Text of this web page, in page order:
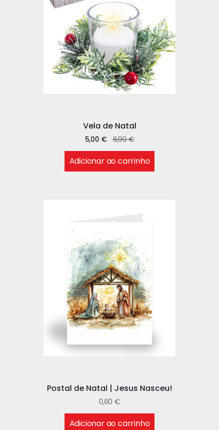
Vela de Natal
6,90€
5,00 €
Adicionar ao carrinho
Postal de Natal | Jesus Nasceu!
0,60€
Adicionar ao carrinho